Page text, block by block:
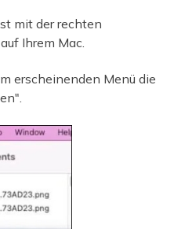
mit der rechten
Ihrem Mac.
erscheinenden Menü die